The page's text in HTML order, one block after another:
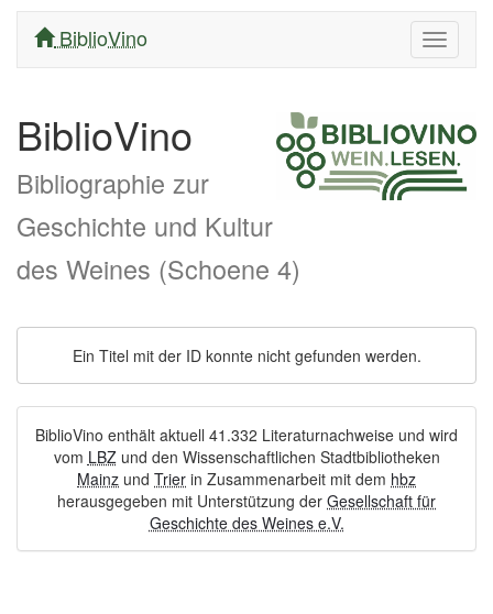
ein/
BiblioVino
BiblioVino
Bibliographie zur
Geschichte und Kultur
des Weines (Schoene 4)
Ein Titel mit der ID konnte nicht gefunden werden.
BiblioVino enthält aktuell 41.332 Literaturnachweise und wird
vom LBZund den Wissenschaftlichen Stadtbibliotheken
Mainz und Trier in Zusammenarbeit mit dem hbz
herausgegeben mit Unterstützung der Gesellschaft für
Geschichte des Weines e.V.